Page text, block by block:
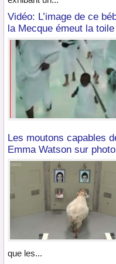
Vidéo: L’image de ce
la Mecque émeut la toile
Les moutons capables
Emma Watson sur photo
que les...